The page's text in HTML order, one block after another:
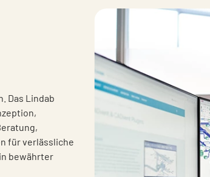
Das Lindab
für verlässliche
bewährter